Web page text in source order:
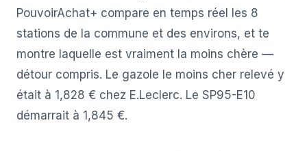
PouvoirAchat+ compare en temps réel les 8
stations de la commune et des environs, et te
montre laquelle est vraiment la moins chère —
détour compris. Le gazole le moins cher relevé y
était à 1,828 € chez E.Leclerc. Le SP95-E10
démarrait à 1,845 €.